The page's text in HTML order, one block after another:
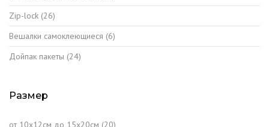
Zip-lock (26)
Вешалки самоклеющиеся (6)
Дойпак пакеты (24)
Размер
от 10х12см до 15х20см (20)